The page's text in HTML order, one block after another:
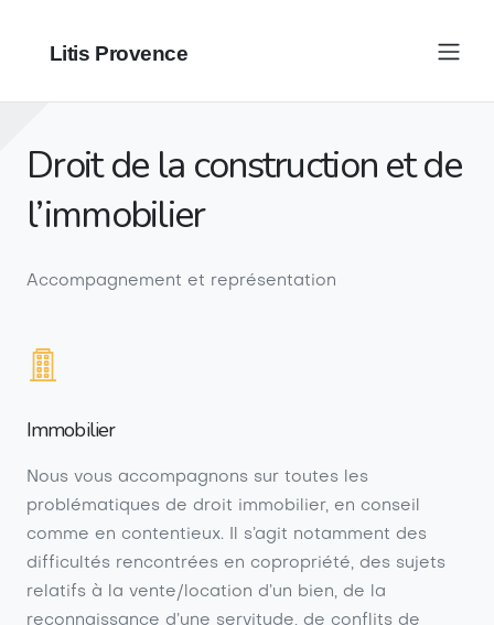
Litis Provence
Droit de la construction et de
l’immobilier
Accompagnement et représentation
Immobilier
Nous vous accompagnons sur toutes les
problématiques de droit immobilier, en conseil
comme en contentieux. Il s’agit notamment des
difficultés rencontrées en copropriété, des sujets
relatifs à la vente/location d’un bien, de la
reconnaissance d’une servitude, de conflits de